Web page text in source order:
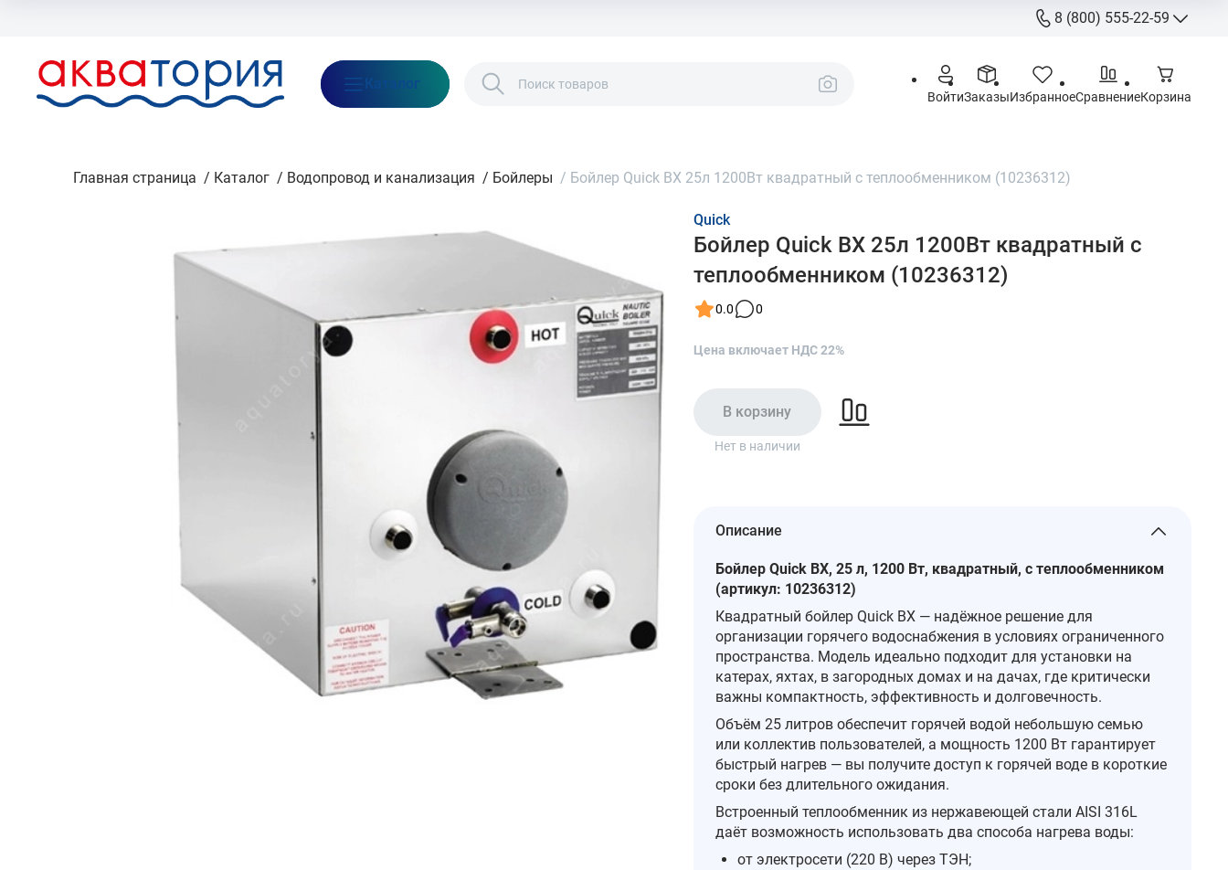
8 (800) 555-22-59
8 (800)
Call-Centre
Каталог
ВойтиЗаказыИзбранноеСравнениеКорзина
Главная страница / Каталог / Водопровод и канализация / Бойлеры / Бойлер Quick BX 25л 1200Вт квадратный с теплообменником (10236312)
Quick
Бойлер Quick BX 25л 1200Вт квадратный с
теплообменником (10236312)
0.0 0
Цена включает НДС 22%
В корзину
Нет в наличии
Описание
Бойлер Quick BX, 25 л, 1200 Вт, квадратный, с теплообменником
(артикул: 10236312)
Квадратный бойлер Quick BX — надёжное решение для
организации горячего водоснабжения в условиях ограниченного
пространства. Модель идеально подходит для установки на
катерах, яхтах, в загородных домах и на дачах, где критически
важны компактность, эффективность и долговечность.
Объём 25 литров обеспечит горячей водой небольшую семью
или коллектив пользователей, а мощность 1200 Вт гарантирует
быстрый нагрев — вы получите доступ к горячей воде в короткие
сроки без длительного ожидания.
Встроенный теплообменник из нержавеющей стали AISI 316L
даёт возможность использовать два способа нагрева воды:
от электросети (220 В) через ТЭН;